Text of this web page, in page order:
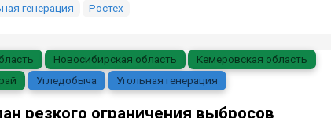
генерация Ростех
Новосибирская область
Кемеровская область
Угледобыча Угольная генерация
резкого ограничения выбросов